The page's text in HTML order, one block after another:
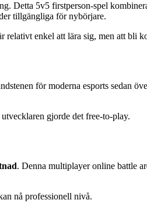
Detta 5v5 firstperson-spel
tillgängliga för nybörjare.
enkel att lära sig, men att bli
för moderna esports sedan
gjorde det free-to-play.
. Denna multiplayer online battle
nå professionell nivå.